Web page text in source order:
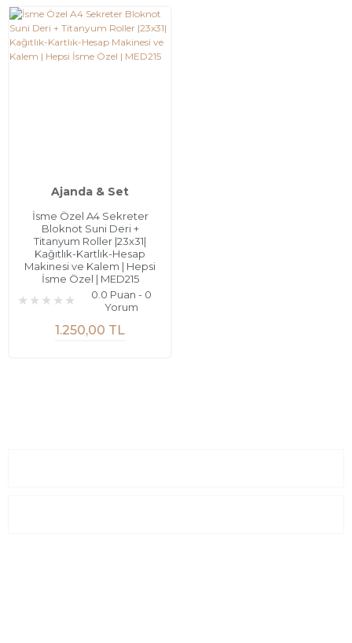
Ajanda & Set
İsme Özel A4 Sekreter
Bloknot Suni Deri +
Titanyum Roller |23x31|
Kağıtlık-Kartlık-Hesap
Makinesi ve Kalem | Hepsi
İsme Özel | MED215
0.0 Puan - 0
Yorum
1.250,00 TL